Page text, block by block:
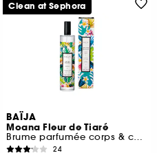
BAÏJA
Moana Fleur de Tiaré
Brume parfumée corps & cheveux
24
Clean at Sephora